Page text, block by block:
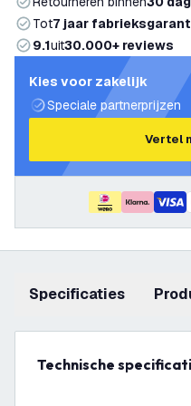
Tot7 jaar
9.1uit30.000+ reviews
Kies voor zakelijk
Speciale partnerprijzen
Vertel
Specificaties
Technische